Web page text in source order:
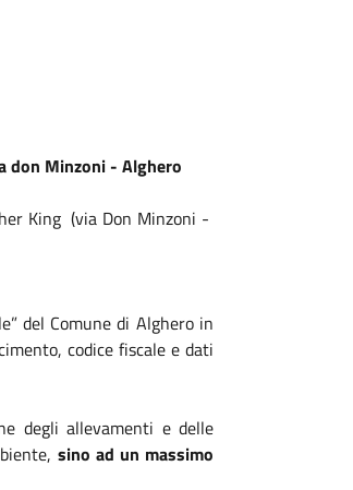
don Minzoni - Alghero
King (via Don Minzoni -
del Comune di Alghero in
codice fiscale e dati
degli allevamenti e delle
sino ad un massimo